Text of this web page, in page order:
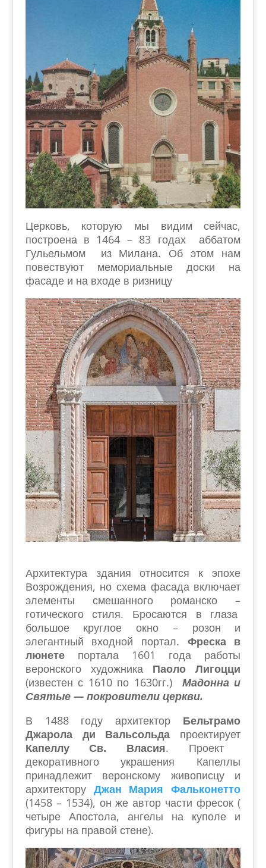
Церковь, которую мы видим сейчас,
построена в 1464 – 83 годах аббатом
Гульельмом из Милана. Об этом нам
повествуют мемориальные доски на
фасаде и на входе в ризницу
Архитектура здания относится к эпохе
Возрождения, но схема фасада включает
элементы смешанного романско –
готического стиля. Бросаются в глаза
большое круглое окно – розон и
элегантный входной портал. Фреска в
люнетепортала 1601 года работы
веронского художникаПаоло Лигоцци
(известен с 1610 по 1630гг.) Мадонна и
Святые — покровители церкви.
В 1488 году архитектор Бельтрамо
Джарола ди Вальсольда проектирует
Капеллу Св. Власия. Проект
декоративного украшения Капеллы
принадлежит веронскому живописцу и
архитектору Джан Мария Фальконетто
(1458 – 1534), он же автор части фресок (
четыре Апостола, ангелы на куполе и
фигуры на правой стене).